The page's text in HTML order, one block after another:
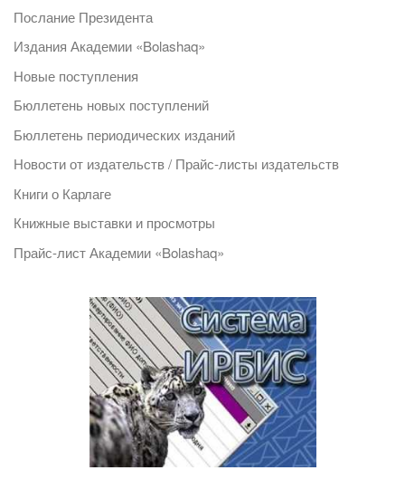
Послание Президента
Издания Академии «Bolashaq»
Новые поступления
Бюллетень новых поступлений
Бюллетень периодических изданий
Новости от издательств / Прайс-листы издательств
Книги о Карлаге
Книжные выставки и просмотры
Прайс-лист Академии «Bolashaq»